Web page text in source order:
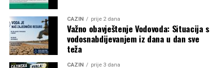
CAZIN prije 2 dana
Važno obavještenje Vodovoda: Situacija s
vodosnabdijevanjem iz dana u dan sve
teža
CAZIN prije 3 dana